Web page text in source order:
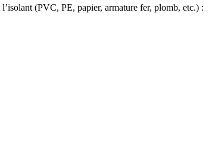
(PVC, PE, papier, armature fer, plomb, etc.) :